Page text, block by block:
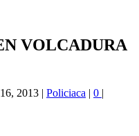
VOLCADURA
2013 | Policiaca | 0 |